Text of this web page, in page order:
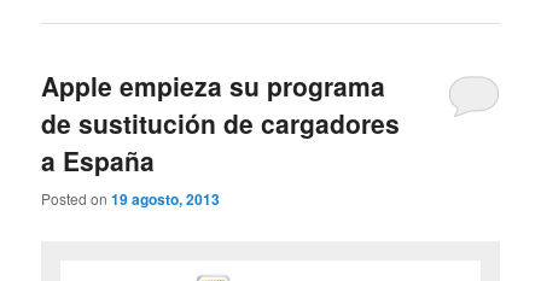
Apple empieza su programa
de sustitución de cargadores
a España
Posted on19 agosto, 2013